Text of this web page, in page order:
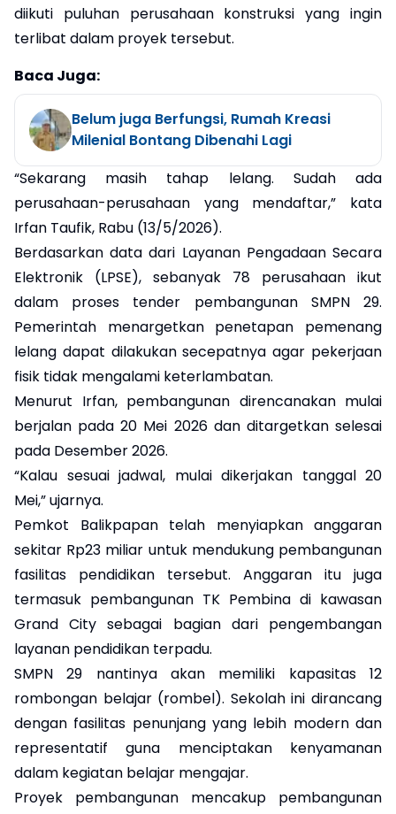
diikuti puluhan perusahaan konstruksi yang ingin
terlibat dalam proyek tersebut.
Baca Juga:
Belum juga Berfungsi, Rumah Kreasi
Milenial Bontang Dibenahi Lagi
“Sekarang masih tahap lelang. Sudah ada
perusahaan-perusahaan yang mendaftar,” kata
Irfan Taufik, Rabu (13/5/2026).
Berdasarkan data dari Layanan Pengadaan Secara
Elektronik (LPSE), sebanyak 78 perusahaan ikut
dalam proses tender pembangunan SMPN 29.
Pemerintah menargetkan penetapan pemenang
lelang dapat dilakukan secepatnya agar pekerjaan
fisik tidak mengalami keterlambatan.
Menurut Irfan, pembangunan direncanakan mulai
berjalan pada 20 Mei 2026 dan ditargetkan selesai
pada Desember 2026.
“Kalau sesuai jadwal, mulai dikerjakan tanggal 20
Mei,” ujarnya.
Pemkot Balikpapan telah menyiapkan anggaran
sekitar Rp23 miliar untuk mendukung pembangunan
fasilitas pendidikan tersebut. Anggaran itu juga
termasuk pembangunan TK Pembina di kawasan
Grand City sebagai bagian dari pengembangan
layanan pendidikan terpadu.
SMPN 29 nantinya akan memiliki kapasitas 12
rombongan belajar (rombel). Sekolah ini dirancang
dengan fasilitas penunjang yang lebih modern dan
representatif guna menciptakan kenyamanan
dalam kegiatan belajar mengajar.
Proyek pembangunan mencakup pembangunan